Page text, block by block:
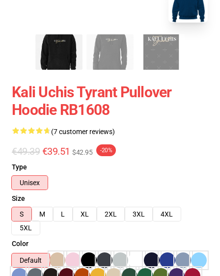
Kali Uchis Tyrant Pullover
Hoodie RB1608
(7 customer reviews)
€49.39 €39.51 $42.95 -20%
Type
Unisex
Size
S
M L XL 2XL 3XL
4XL
5XL
Color
Default